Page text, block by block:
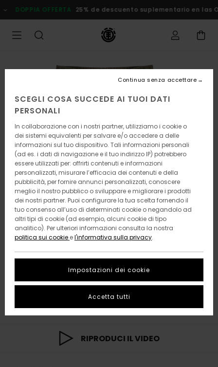
alle
informazioni
prodotto
DOPPIA OFFERTA 25% de descuento suplementario en
RIPRODUCI IL VIDEO
SCEGLI COSA SUCCEDE AI TUOI DATI
PERSONALI
In collaborazione con i nostri partner, utilizziamo i cookie o
dei sistemi equivalenti per salvare e/o accedere a delle
informazioni sul tuo dispositivo. Tali informazioni personali
(ad es. i dati di navigazione e il tuo indirizzo IP) potrebbero
essere utilizzati per: offrirti contenuti e informazioni
personalizzati, misurare l’efficacia dei contenuti e della
pubblicità, per fornire annunci personalizzati, conoscere
meglio il nostro pubblico o sviluppare e migliorare i prodotti
dei nostri partner. Puoi configurare la tua scelta fornendo il
tuo consenso all’uso di determinati cookie o negandolo ad
altri tipi di cookie (ad esempio, alcuni cookie di tipo
analitico). Per ulteriori informazioni consulta la nostra
politica sui cookie el'informativa sulla privacy.
Impostazioni dei cookie
Continua senza accettare
Accetta tutti